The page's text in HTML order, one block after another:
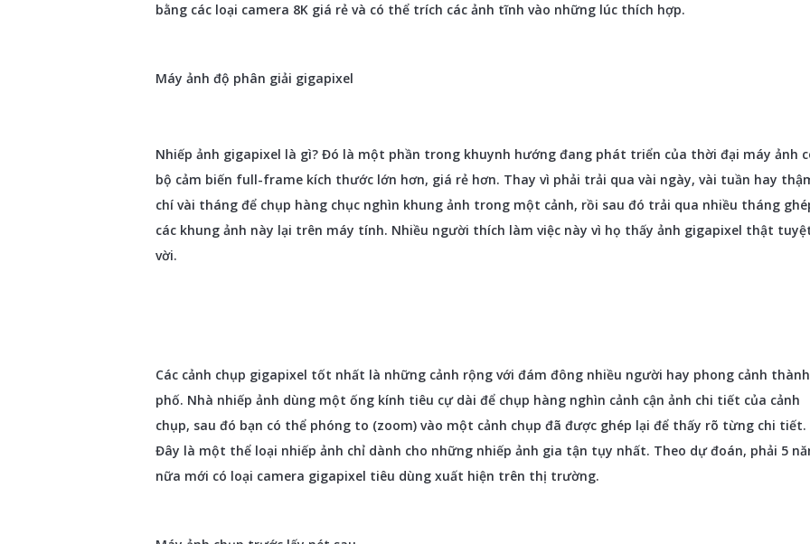
bằng các loại camera 8K giá rẻ và có thể trích các ảnh tĩnh vào những lúc thích hợp.
Máy ảnh độ phân giải gigapixel
Nhiếp ảnh gigapixel là gì? Đó là một phần trong khuynh hướng đang phát triển của thời đại máy ảnh
bộ cảm biến full-frame kích thước lớn hơn, giá rẻ hơn. Thay vì phải trải qua vài ngày, vài tuần hay
chí vài tháng để chụp hàng chục nghìn khung ảnh trong một cảnh, rồi sau đó trải qua nhiều tháng
các khung ảnh này lại trên máy tính. Nhiều người thích làm việc này vì họ thấy ảnh gigapixel thật
vời.
Các cảnh chụp gigapixel tốt nhất là những cảnh rộng với đám đông nhiều người hay phong cảnh thành
phố. Nhà nhiếp ảnh dùng một ống kính tiêu cự dài để chụp hàng nghìn cảnh cận ảnh chi tiết của cảnh
chụp, sau đó bạn có thể phóng to (zoom) vào một cảnh chụp đã được ghép lại để thấy rõ từng chi tiết.
Đây là một thể loại nhiếp ảnh chỉ dành cho những nhiếp ảnh gia tận tụy nhất. Theo dự đoán, phải 5
nữa mới có loại camera gigapixel tiêu dùng xuất hiện trên thị trường.